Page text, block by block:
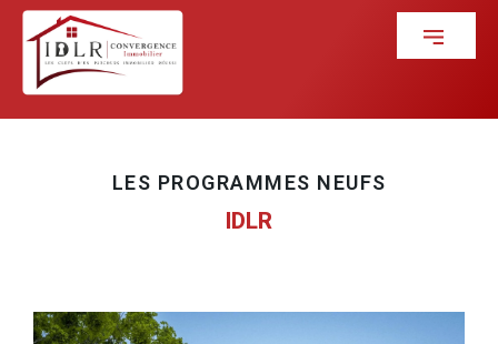
LES PROGRAMMES NEUFS
IDLR